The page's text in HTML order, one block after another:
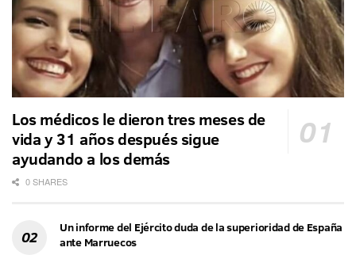
Los médicos le dieron tres meses de
vida y 31 años después sigue
ayudando a los demás
0 SHARES
Un informe del Ejército duda de la superioridad de España
ante Marruecos